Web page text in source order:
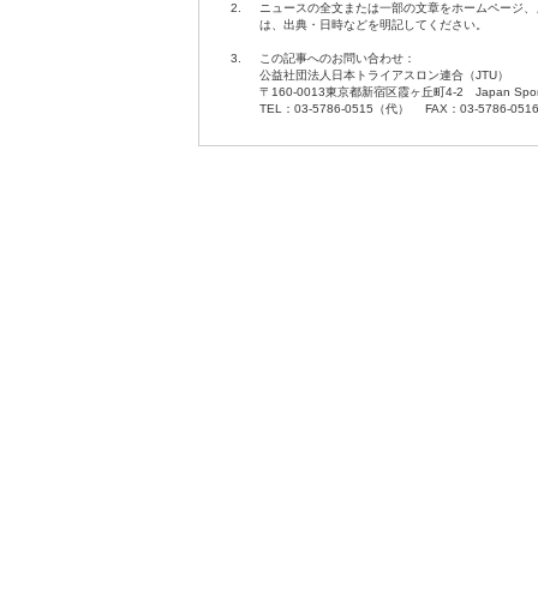
2.
ニュースの全文または一部の文章をホームページ
は、出典・日時などを明記してください。
3.
この記事へのお問い合わせ：
公益社団法人日本トライアスロン連合（JTU）
〒160-0013東京都新宿区霞ヶ丘町4-2 Japan
TEL：03-5786-0515（代） FAX：03-5786-